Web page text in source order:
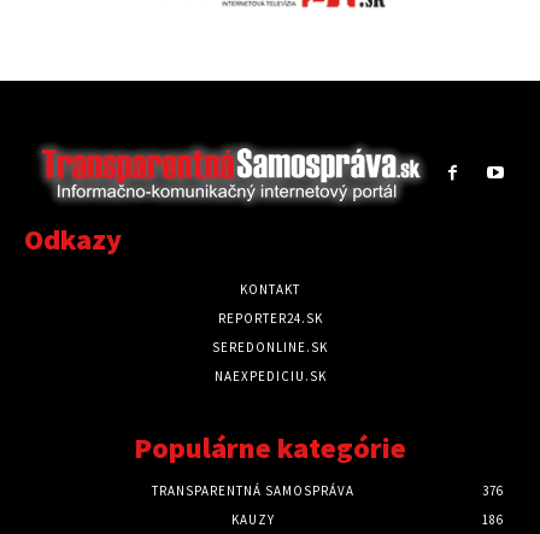
Odkazy
KONTAKT
REPORTER24.SK
SEREDONLINE.SK
NAEXPEDICIU.SK
Populárne kategórie
TRANSPARENTNÁ SAMOSPRÁVA
376
KAUZY
186